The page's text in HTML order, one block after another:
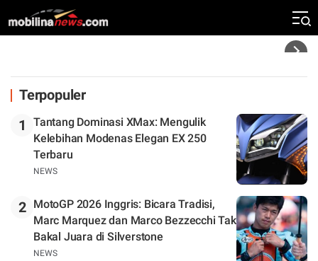
Zona Perburuan Gelar
Terpopuler
1
Tantang Dominasi XMax: Mengulik
Kelebihan Modenas Elegan EX 250
Terbaru
NEWS
2
MotoGP 2026 Inggris: Bicara Tradisi,
Marc Marquez dan Marco Bezzecchi Tak
Bakal Juara di Silverstone
NEWS